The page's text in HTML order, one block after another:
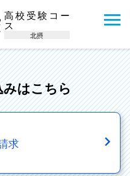
高校受験コー
ス
北摂
はこちら
求